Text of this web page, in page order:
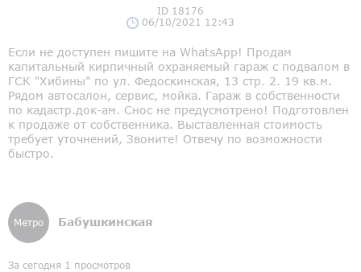
ID 18176
06/10/2021 12:43
Если не доступен пишите на WhatsApp! Продам
капитальный кирпичный охраняемый гараж с подвалом в
ГСК "Хибины" по ул. Федоскинская, 13 стр. 2. 19 кв.м.
Рядом автосалон, сервис, мойка. Гараж в собственности
по кадастр.док-ам. Снос не предусмотрено! Подготовлен
к продаже от собственника. Выставленная стоимость
требует уточнений, Звоните! Отвечу по возможности
быстро.
Метро Бабушкинская
За сегодня 1 просмотров